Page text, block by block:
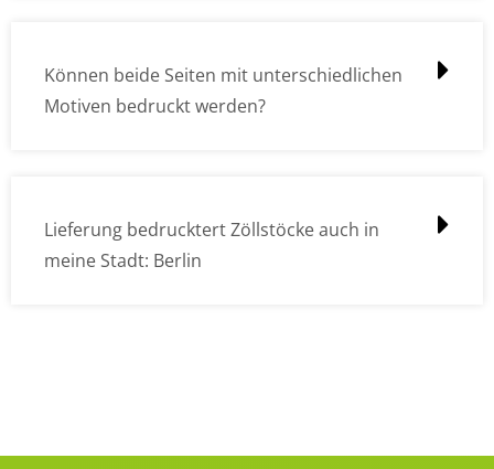
Können beide Seiten mit unterschiedlichen
Motiven bedruckt werden?
Lieferung bedrucktert Zöllstöcke auch in
meine Stadt: Berlin